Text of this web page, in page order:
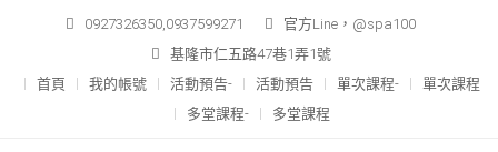
content
0927326350,0937599271
官方Line，@spa100
基隆市仁五路47巷1弄1號
首頁
我的帳號 活動預告- 活動預告 單次課程-
單次課程
多堂課程-
多堂課程